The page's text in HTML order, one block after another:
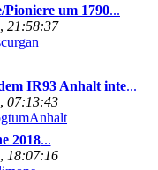
Pioniere um 1790...
21:58:37
IR93 Anhalt inte...
07:13:43
2018...
18:07:16